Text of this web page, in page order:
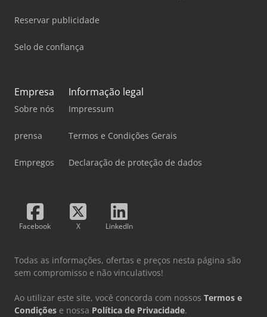
Reservar publicidade
Selo de confiança
Empresa
Sobre nós
prensa
Empregos
Informação legal
Impressum
Termos e Condições Gerais
Declaração de proteção de dados
Facebook X LinkedIn
Todas as informações, ofertas e preços nesta página são
sem compromisso e não vinculativos!
Ao utilizar este site, você concorda com nossos Termos e
Condições e nossa Política de Privacidade.